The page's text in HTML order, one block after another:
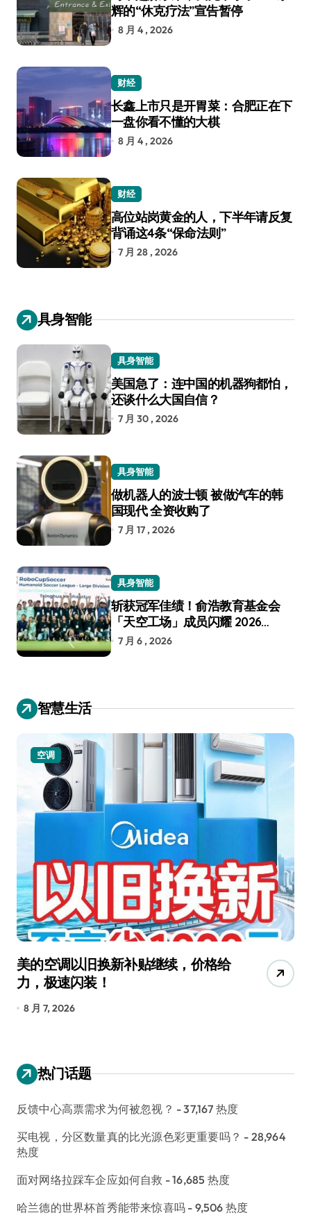
辉的“休克疗法”宣告暂停
8 月 4 , 2026
财经
长鑫上市只是开胃菜：合肥正在下
一盘你看不懂的大棋
8 月 4 , 2026
财经
高位站岗黄金的人，下半年请反复
背诵这4条“保命法则”
7 月 28 , 2026
具身智能
具身智能
美国急了：连中国的机器狗都怕，
还谈什么大国自信？
7 月 30 , 2026
具身智能
做机器人的波士顿 被做汽车的韩
国现代 全资收购了
7 月 17 , 2026
具身智能
斩获冠军佳绩！俞浩教育基金会
「天空工场」成员闪耀 2026
RoboCup 机器人世界杯
7 月 6 , 2026
智慧生活
贴继续，价格给
小家电
追觅清洁电器全球累计
4000万台，技术创新
热门话题
反馈中心高票需求为何被忽视？ - 37,167 热度
买电视，分区数量真的比光源色彩更重要吗？ - 28,964
热度
面对网络拉踩车企应如何自救 - 16,685 热度
哈兰德的世界杯首秀能带来惊喜吗 - 9,506 热度